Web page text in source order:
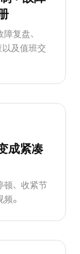
复盘、
及值班交
成紧凑
顿、收紧节
。